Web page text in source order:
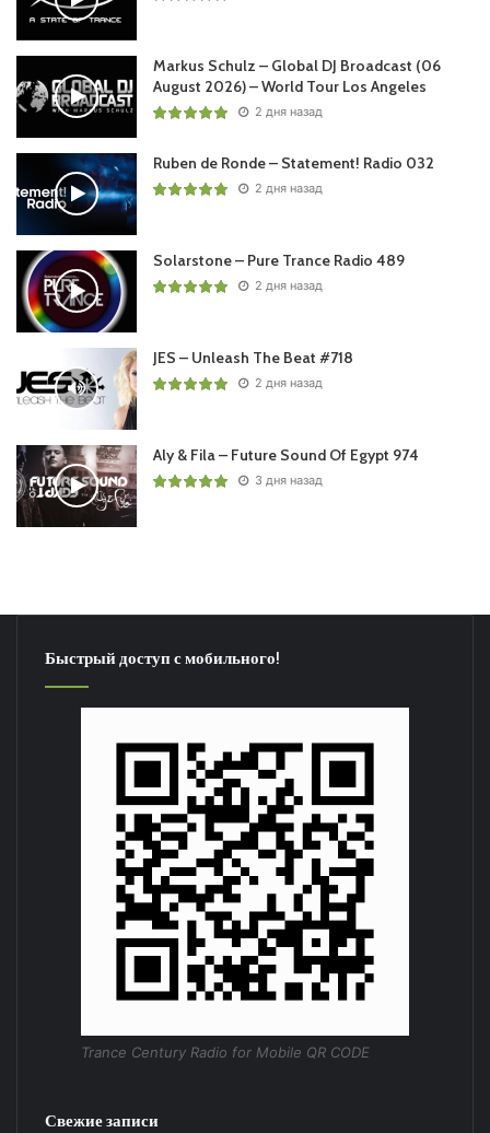
Markus Schulz – Global DJ Broadcast (06
August 2026) – World Tour Los Angeles
2 дня назад
Ruben de Ronde – Statement! Radio 032
2 дня назад
Solarstone – Pure Trance Radio 489
2 дня назад
JES – Unleash The Beat #718
2 дня назад
Aly & Fila – Future Sound Of Egypt 974
3 дня назад
Быстрый доступ с мобильного!
Trance Century Radio for Mobile QR CODE
Свежие записи